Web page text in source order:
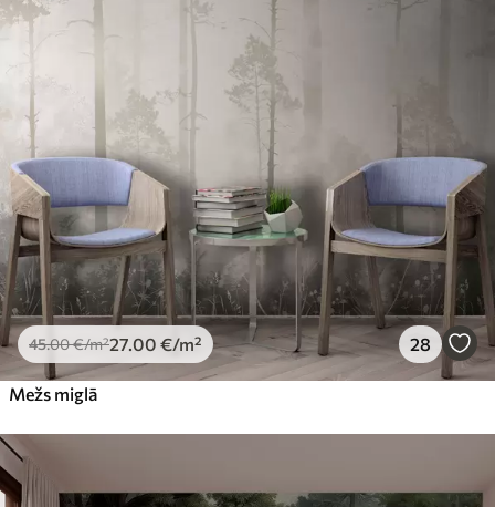
45.00€/m²27 .00 €/m² 28
Mežs miglā